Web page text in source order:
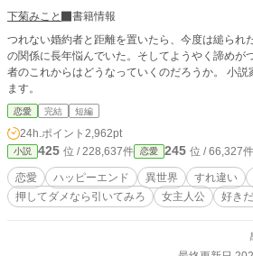
下菊みこと
書籍情報
つれない婚約者と距離を置いたら、今度は縋られたお話。 主人公は
の関係に長年悩んでいた。そしてようやく諦めが
者のこれからはどうなっていくのだろうか。 小説家になろう様でも投稿してい
ます。
恋愛 完結 短編
24h.ポイント 2,962pt
小説 425 位 / 228,637件 恋愛 245 位 / 66,327件
恋愛 ハッピーエンド 異世界 すれ違い
押してダメなら引いてみろ
女主人公 好き